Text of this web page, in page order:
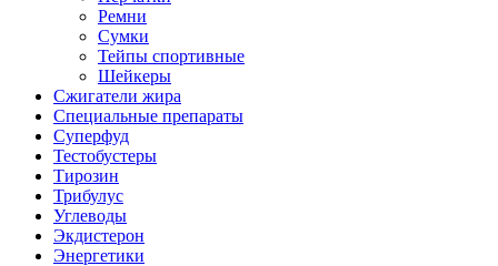
Ремни
Сумки
Тейпы спортивные
Шейкеры
Сжигатели жира
Специальные препараты
Суперфуд
Тестобустеры
Тирозин
Трибулус
Углеводы
Экдистерон
Энергетики